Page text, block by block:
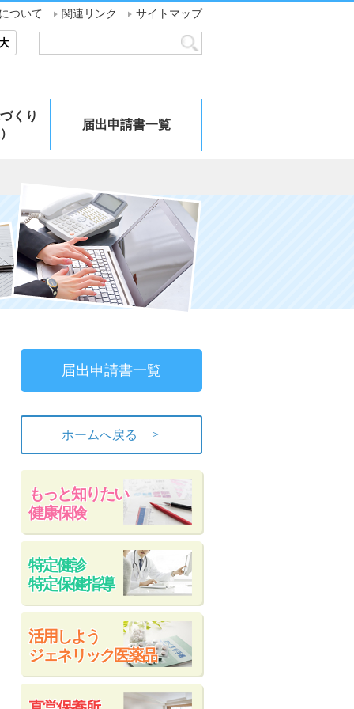
ついて 関連リンク サイトマップ
くり
届出申請書一覧
届出申請書一覧
ホームへ戻る ＞
もっと知りたい
健康保険
特定健診
特定保健指導
活用しよう
ジェネリック医薬品